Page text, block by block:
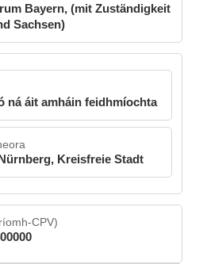
Bayern, (mit Zuständigkeit
Sachsen)
ná áit amháin feidhmíochta
Kreisfreie Stadt
CPV)